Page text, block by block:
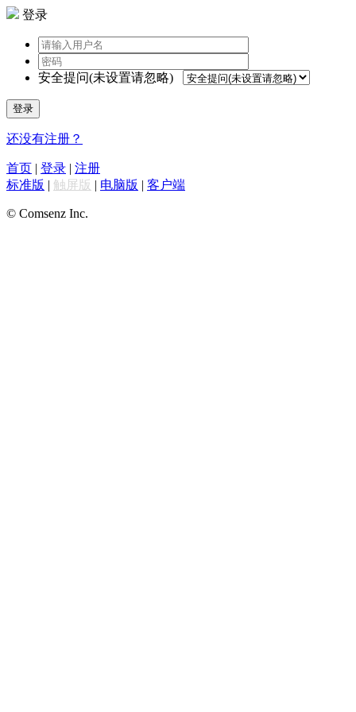
登录
安全提问(未设置请忽略)
登录
还没有注册？
首页 | 登录 | 注册
标准版 | 触屏版 | 电脑版 | 客户端
© Comsenz Inc.